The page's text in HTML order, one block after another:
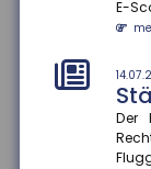
E-
Der
Die